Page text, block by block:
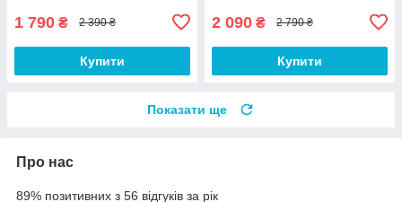
1 790 ₴ 2 390 ₴
Купити
2 090 ₴ 2 790 ₴
Купити
Показати ще
Про нас
89% позитивних з 56 відгуків за рік